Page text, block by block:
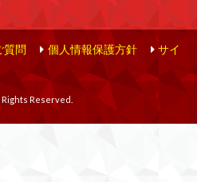
質問 個人情報保護方針
サイ
Rights Reserved.